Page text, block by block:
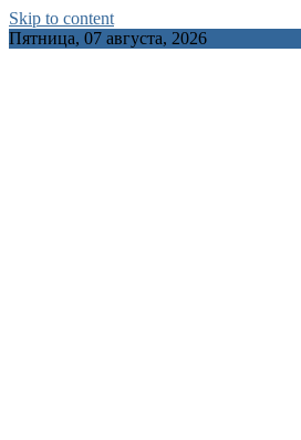
Skip to content
Пятница, 07 августа, 2026